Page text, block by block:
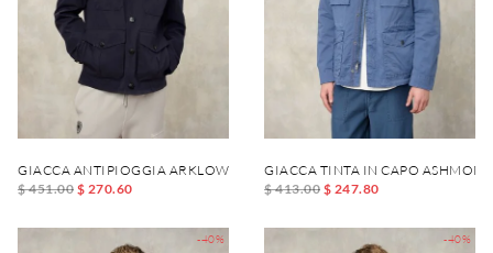
GIACCA ANTIPIOGGIA ARKLOW
$ 451.00 $ 270.60
GIACCA TINTA IN CAPO
$ 413.00 $ 247.80
-40% -40%